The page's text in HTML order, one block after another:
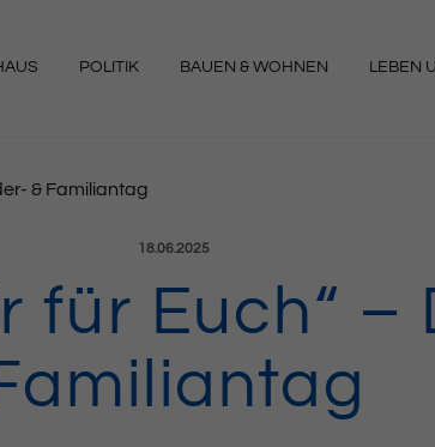
POLITIK BAUEN & WOHNEN LEBEN
& Familiantag
Veröffentlicht am:
18.06.2025
für Euch“ –